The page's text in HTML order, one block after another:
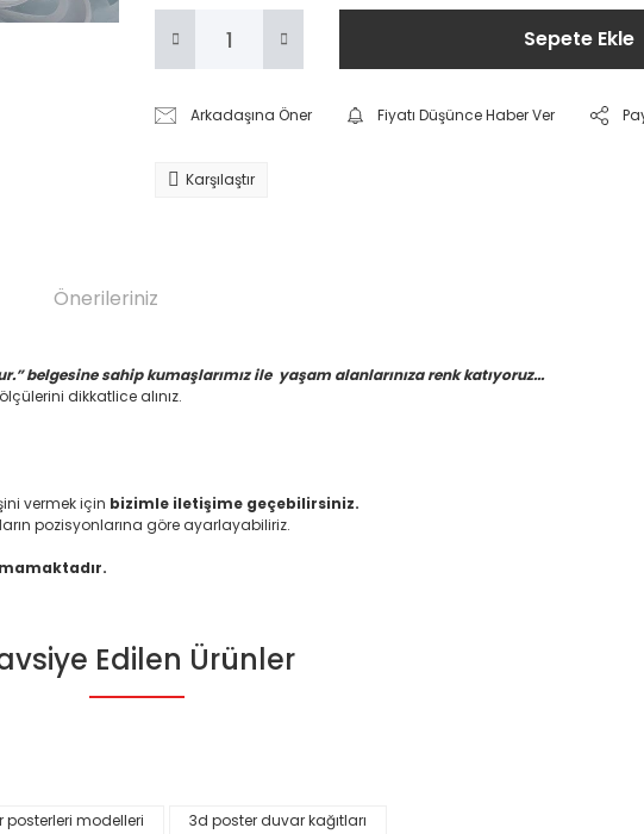
Sepete Ekle
Arkadaşına Öner Fiyatı Düşünce Haber Ver
Karşılaştır
Önerileriniz
belgesine sahip kumaşlarımız ile yaşam alanlarınıza renk katıyoruz...
dikkatlice alınız.
vermek için bizimle iletişime geçebilirsiniz.
pozisyonlarına göre ayarlayabiliriz.
Bu ürüne ilk yorumu siz yapın!
noktaları öneri formunu kullanarak tarafımıza iletebilirsiniz.
Edilen Ürünler
posterleri modelleri 3d poster duvar kağıtları